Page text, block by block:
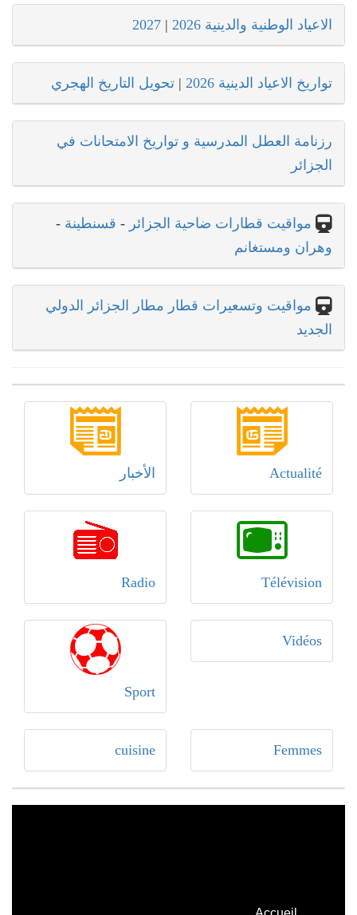
الاعياد الوطنية والدينية 2026 |
2027
تواريخ الاعياد الدينية 2026 | تحويل التاريخ الهجري
رزنامة العطل المدرسية و تواريخ الامتحانات في
الجزائر
مواقيت قطارات ضاحية الجزائر - قسنطينة -
وهران ومستغانم
مواقيت وتسعيرات قطار مطار الجزائر الدولي
الجديد
Actualité الأخبار
Télévision
Radio
Vidéos
Sport
Femmes
cuisine